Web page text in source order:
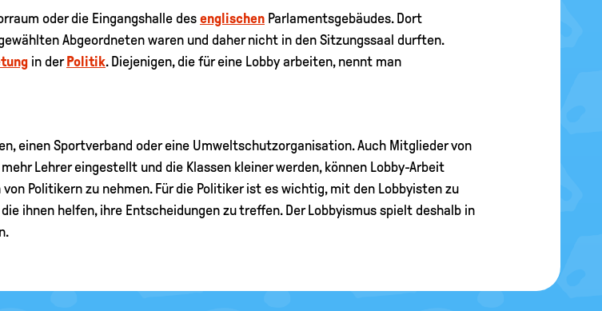
oder die Eingangshalle des englischen Parlamentsgebäudes. Dort
Abgeordneten waren und daher nicht in den Sitzungssaal durften.
in derPolitik. Diejenigen, die für eine Lobby arbeiten, nennt man
einen Sportverband oder eine Umweltschutzorganisation. Auch Mitglieder von
Lehrer eingestellt und die Klassen kleiner werden, können Lobby-Arbeit
Politikern zu nehmen. Für die Politiker ist es wichtig, mit den Lobbyisten zu
ihnen helfen, ihre Entscheidungen zu treffen. Der Lobbyismus spielt deshalb in